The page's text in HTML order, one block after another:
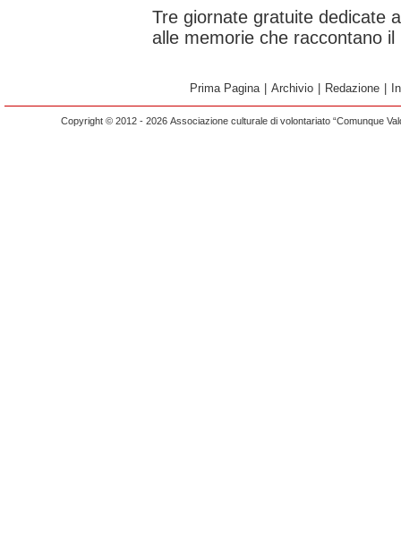
Tre giornate gratuite dedicate
alle memorie che raccontano
Prima Pagina Archivio Redazione
Copyright © 2012 - 2026 Associazione culturale di volontariato “Comunque